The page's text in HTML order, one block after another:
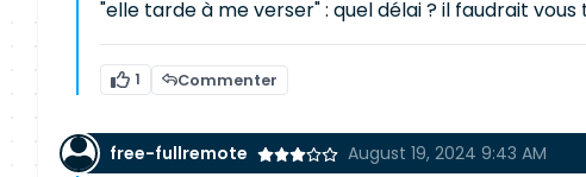
"elle tarde à me verser" : quel délai ? il faudrait
1 Commenter
free-fullremote August 19, 2024 9:43 AM